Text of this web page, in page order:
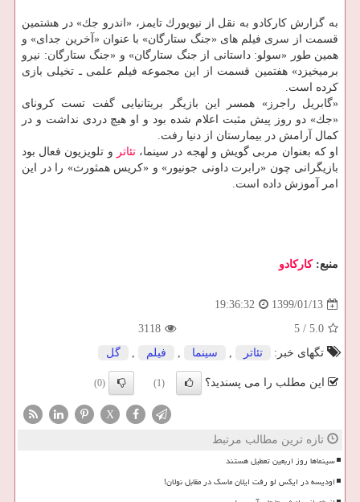
به گزارش كاركادو به نقل از نیویورك تایمز، «اندرو جك» در هشتمین
قسمت از سری فیلم های «جنگ ستارگان» با عنوان «آخرین جدای» و
همین طور «سولو: داستانی از جنگ ستارگان» و «جنگ ستارگان: نیرو
برمیخیزد» هفتمین قسمت از این مجموعه فیلم علمی ـ تخیلی بازی
كرده است.
«گابریل راجرز» همسر این بازیگر بریتانیایی گفت تست كرونای
«جك» دو روز پیش مثبت اعلام شده بود و او هیچ دردی نداشت و در
كمال آرامش در بیمارستان از دنیا رفت.
او كه بعنوان مربی گویش و لهجه در سینما،تئاتر و تلویزیون فعال بود
بازیگرانی چون «رابرت داونی جونیور» و «كریس همثورث» را در این
امر آموزش داده است.
منبع:كاركادو
1399/01/13
19:36:32
5.0
/
5
3118
تگهای خبر:
تئاتر , سینما , فیلم , گل
این مطلب را می پسندید؟ (1)
(0)
X
تازه ترین مطالب مرتبط
سینماها روز اربعین تعطیل هستند
اودیسه در ایکس لو رفت ایلان ماسک در مقابل نولان!